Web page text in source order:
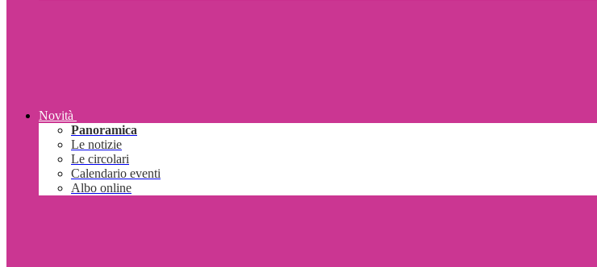
Novità
Panoramica
Le notizie
Le circolari
Calendario eventi
Albo online